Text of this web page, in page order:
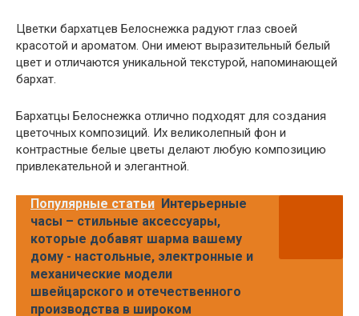
Цветки бархатцев Белоснежка радуют глаз своей
красотой и ароматом. Они имеют выразительный белый
цвет и отличаются уникальной текстурой, напоминающей
бархат.
Бархатцы Белоснежка отлично подходят для создания
цветочных композиций. Их великолепный фон и
контрастные белые цветы делают любую композицию
привлекательной и элегантной.
Популярные статьи Интерьерные
часы – стильные аксессуары,
которые добавят шарма вашему
дому - настольные, электронные и
механические модели
швейцарского и отечественного
производства в широком